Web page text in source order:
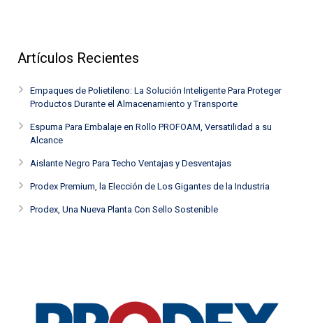
Artículos Recientes
Empaques de Polietileno: La Solución Inteligente Para Proteger
Productos Durante el Almacenamiento y Transporte
Espuma Para Embalaje en Rollo PROFOAM, Versatilidad a su
Alcance
Aislante Negro Para Techo Ventajas y Desventajas
Prodex Premium, la Elección de Los Gigantes de la Industria
Prodex, Una Nueva Planta Con Sello Sostenible